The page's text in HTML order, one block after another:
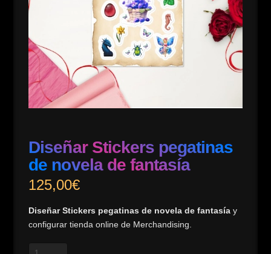
Diseñar Stickers pegatinas
de novela de fantasía
125,00€
Diseñar Stickers pegatinas de novela de fantasía y
configurar tienda online de Merchandising.
Diseñar